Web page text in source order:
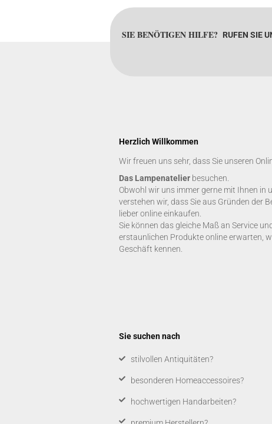
SIE BENÖTIGEN HILFE? RUFEN SIE
Herzlich Willkommen
Wir freuen uns sehr, dass Sie unseren
Das Lampenatelier besuchen.
Obwohl wir uns immer gerne mit Ihnen in
verstehen wir, dass Sie aus Gründen der
lieber online einkaufen.
Sie können das gleiche Maß an Service
erstaunlichen Produkte online erwarten,
Geschäft kennen.
Sie suchen nach
​stilvollen Antiquitäten?
besonderen Homeaccessoires?
hochwertigen Handarbeiten?